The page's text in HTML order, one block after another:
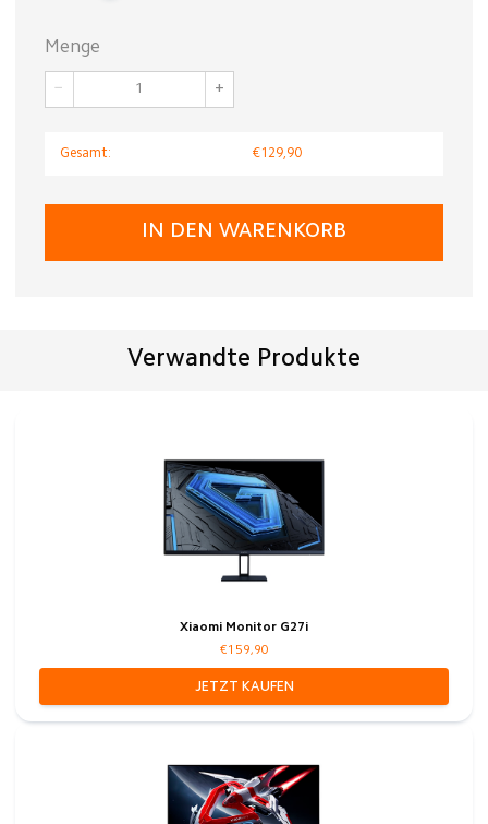
Menge
− +
Gesamt: €129,90
IN DEN WARENKORB
Verwandte Produkte
Xiaomi Monitor G27i
€159,90
JETZT KAUFEN